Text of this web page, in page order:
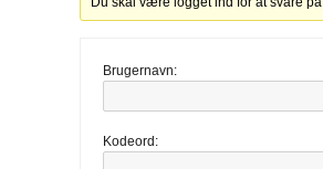
Brugernavn:
Kodeord: